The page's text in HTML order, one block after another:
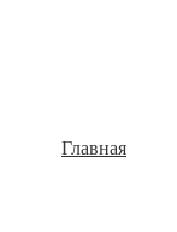
Главная